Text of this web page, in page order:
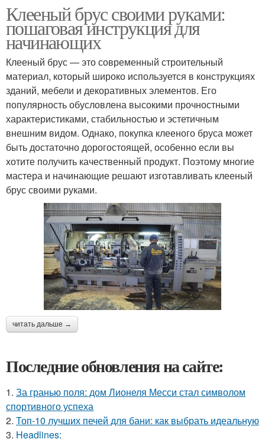
Клееный брус своими руками:
пошаговая инструкция для
начинающих
Клееный брус — это современный строительный
материал, который широко используется в конструкциях
зданий, мебели и декоративных элементов. Его
популярность обусловлена высокими прочностными
характеристиками, стабильностью и эстетичным
внешним видом. Однако, покупка клееного бруса может
быть достаточно дорогостоящей, особенно если вы
хотите получить качественный продукт. Поэтому многие
мастера и начинающие решают изготавливать клееный
брус своими руками.
читать дальше →
Последние обновления на сайте:
1. За гранью поля: дом Лионеля Месси стал символом
спортивного успеха
2. Топ-10 лучших печей для бани: как выбрать идеальную
3. Headlines: